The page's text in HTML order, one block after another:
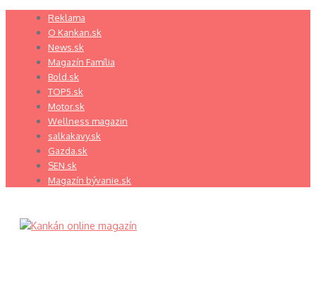
Preskočiť
Reklama
O Kankan.sk
News.sk
Magazín Família
Bold.sk
TOP5.sk
Motor.sk
Wellness magazin
salkakavy.sk
Gazda.sk
SEN.sk
Magazín bývanie.sk